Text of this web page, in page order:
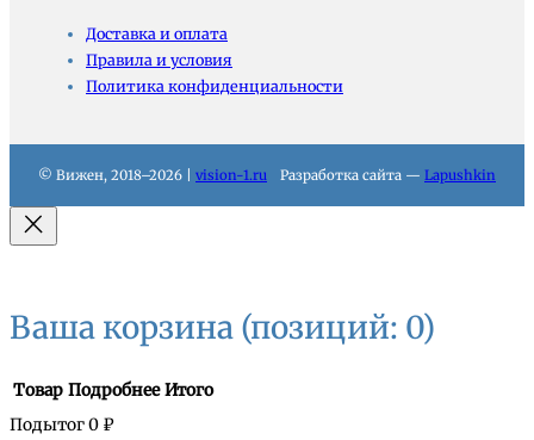
Доставка и оплата
Правила и условия
Политика конфиденциальности
© Вижен, 2018–2026 | vision-1.ru Разработка сайта — Lapushkin
Ваша корзина (позиций: 0)
Товар Подробнее Итого
Подытог0 ₽